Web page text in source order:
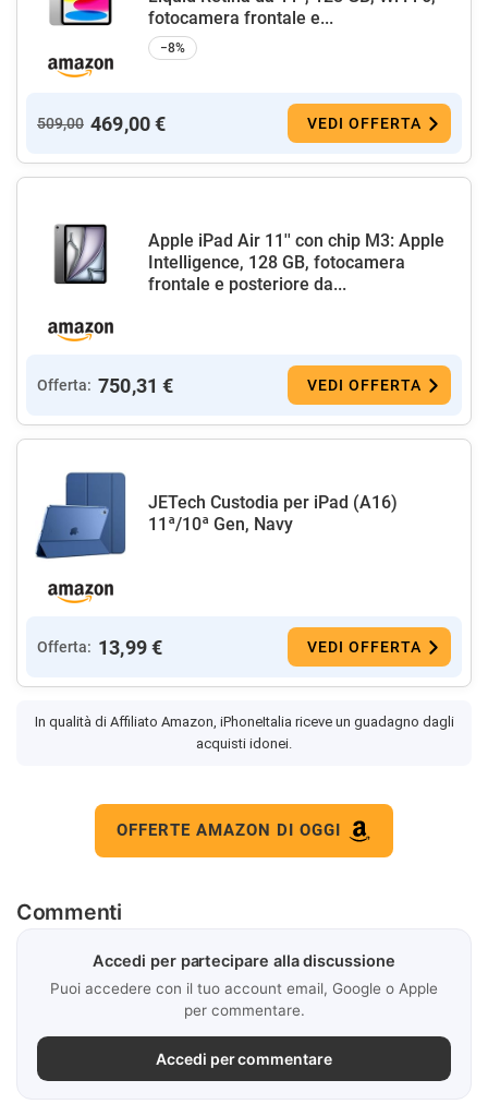
fotocamera frontale e...
−8%
509,00 469,00 € VEDI OFFERTA
Apple iPad Air 11'' con chip M3: Apple
Intelligence, 128 GB, fotocamera
frontale e posteriore da...
Offerta: 750,31 € VEDI OFFERTA
JETech Custodia per iPad (A16)
11ª/10ª Gen, Navy
Offerta: 13,99 € VEDI OFFERTA
In qualità di Affiliato Amazon, iPhoneItalia riceve un guadagno dagli
acquisti idonei.
OFFERTE AMAZON DI OGGI
Commenti
Accedi per partecipare alla discussione
Puoi accedere con il tuo account email, Google o Apple
per commentare.
Accedi per commentare